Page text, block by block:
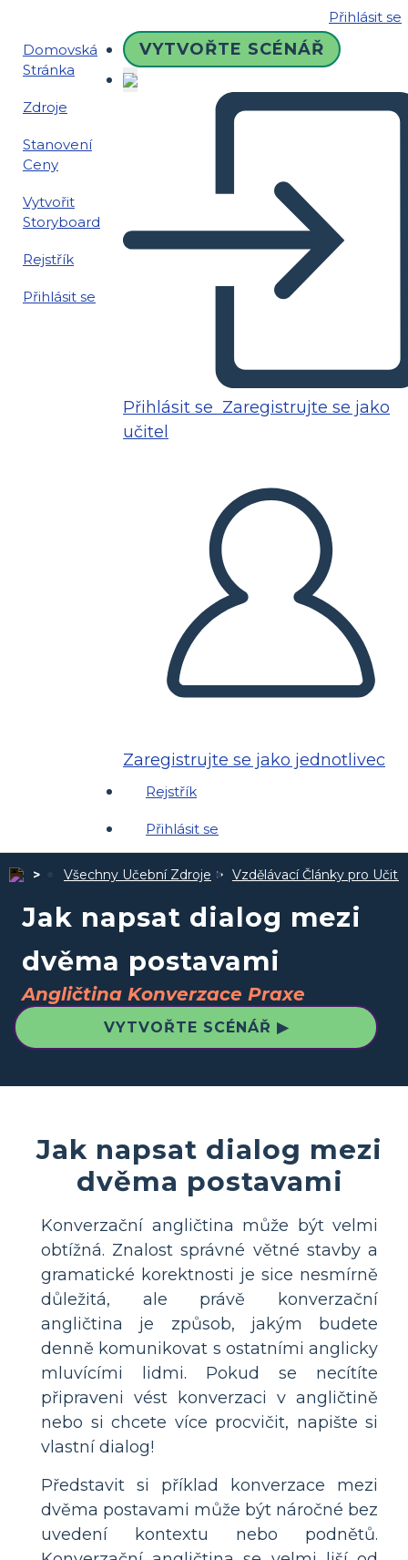
Přihlásit se
Domovská
Stránka
Zdroje
Stanovení
Ceny
Vytvořit
Storyboard
Rejstřík
Přihlásit se
VYTVOŘTE SCÉNÁŘ
Přihlásit se Zaregistrujte se jako
učitel
Zaregistrujte se jako jednotlivec
Rejstřík
Přihlásit se
Všechny Učební Zdroje Vzdělávací Články pro
Jak napsat dialog mezi
dvěma postavami
Angličtina Konverzace Praxe
VYTVOŘTE SCÉNÁŘ ▶
Jak napsat dialog mezi
dvěma postavami
Konverzační angličtina může být velmi
obtížná. Znalost správné větné stavby a
gramatické korektnosti je sice nesmírně
důležitá, ale právě konverzační
angličtina je způsob, jakým budete
denně komunikovat s ostatními anglicky
mluvícími lidmi. Pokud se necítíte
připraveni vést konverzaci v angličtině
nebo si chcete více procvičit, napište si
vlastní dialog!
Představit si příklad konverzace mezi
dvěma postavami může být náročné bez
uvedení kontextu nebo podnětů.